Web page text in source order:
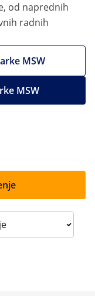
od naprednih
radnih
MSW
MSW